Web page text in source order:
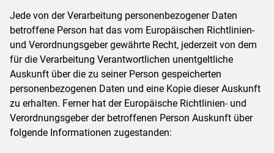
Jede von der Verarbeitung personenbezogener Daten
betroffene Person hat das vom Europäischen Richtlinien-
und Verordnungsgeber gewährte Recht, jederzeit von dem
für die Verarbeitung Verantwortlichen unentgeltliche
Auskunft über die zu seiner Person gespeicherten
personenbezogenen Daten und eine Kopie dieser Auskunft
zu erhalten. Ferner hat der Europäische Richtlinien- und
Verordnungsgeber der betroffenen Person Auskunft über
folgende Informationen zugestanden: